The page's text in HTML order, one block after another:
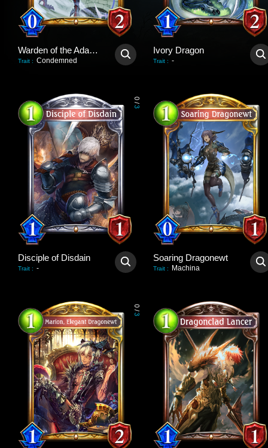
Warden of the Adamant Claw
Trait : Condemned
Ivory Dragon
Trait : -
0
/
3
Disciple of Disdain
Trait : -
Soaring Dragonewt
Trait : Machina
0
/
3